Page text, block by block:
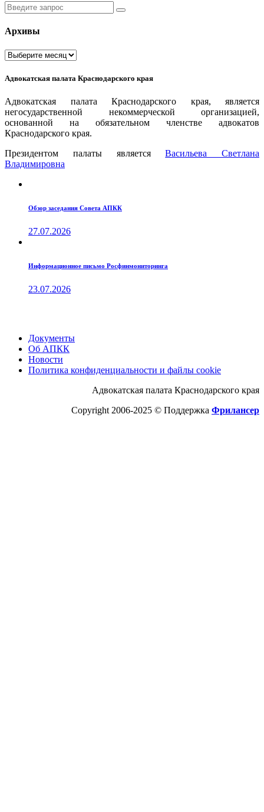
Введите
запрос
Архивы
Архивы
Адвокатская палата Краснодарского края
Адвокатская палата Краснодарского края, является
негосударственной некоммерческой организацией,
основанной на обязательном членстве адвокатов
Краснодарского края.
Президентом палаты являетсяВаcильева Светлана
Владимировна
Обзор заседания Совета АПКК
27.07.2026
Информационное письмо Росфинмониторинга
23.07.2026
Документы
Об АПКК
Новости
Политика конфиденциальности и файлы cookie
Адвокатская палата Краснодарского края
Copyright 2006-2025 © Поддержка Фрилансер